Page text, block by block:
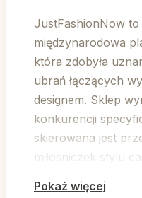
JustFashionNow
międzynarodowa
która zdobyła
ubrań łączących
designem. Sklep
konkurencji
skierowana jest
miłośniczek stylu
Pokaż więcej